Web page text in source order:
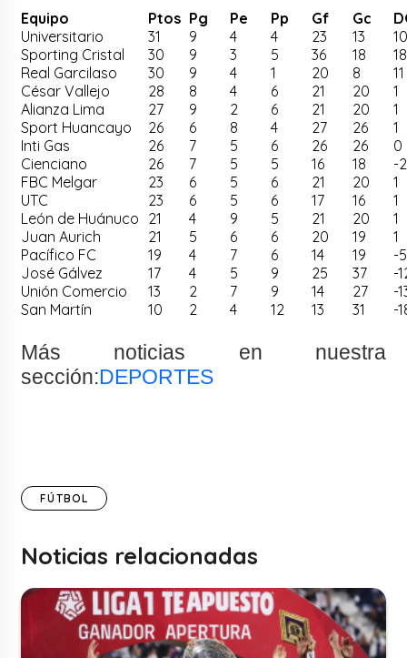
Equipo
Universitario
Sporting Cristal
Real Garcilaso
César Vallejo
Alianza Lima
Sport Huancayo
Inti Gas
Cienciano
FBC Melgar
UTC
León de Huánuco
Juan Aurich
Pacífico FC
José Gálvez
Unión Comercio
San Martín
Ptos
31
30
30
28
27
26
26
26
23
23
21
21
19
17
13
10
Pg
9
9
9
8
9
6
7
7
6
6
4
5
4
4
2
2
Pe
4
3
4
4
2
8
5
5
5
5
9
6
7
5
7
4
Pp
4
5
1
6
6
4
6
5
6
6
5
6
6
9
9
12
Gf
23
36
20
21
21
27
26
16
21
17
21
20
14
25
14
13
Gc
13
18
8
20
20
26
26
18
20
16
20
19
19
37
27
31
18
11
1
1
1
0
-2
1
1
1
1
-5
-
-
-
Más noticias en nuestra
sección:DEPORTES
FÚTBOL
Noticias relacionadas